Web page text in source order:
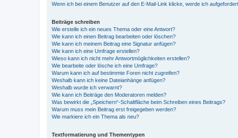
Wenn ich bei einem Benutzer auf den E-Mail-Link klicke, werde ich
Beiträge schreiben
Wie erstelle ich ein neues Thema oder eine Antwort?
Wie kann ich einen Beitrag bearbeiten oder löschen?
Wie kann ich meinem Beitrag eine Signatur anfügen?
Wie kann ich eine Umfrage erstellen?
Wieso kann ich nicht mehr Antwortmöglichkeiten erstellen?
Wie bearbeite oder lösche ich eine Umfrage?
Warum kann ich auf bestimmte Foren nicht zugreifen?
Weshalb kann ich keine Dateianhänge anfügen?
Weshalb wurde ich verwarnt?
Wie kann ich Beiträge den Moderatoren melden?
Was bewirkt die „Speichern“-Schaltfläche beim Schreiben eines Beitrags?
Warum muss mein Beitrag erst freigegeben werden?
Wie markiere ich ein Thema als neu?
Textformatierung und Thementypen